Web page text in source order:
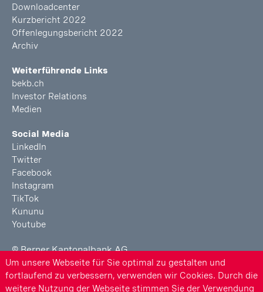
Downloadcenter
Kurzbericht 2022
Offenlegungsbericht 2022
Archiv
Weiterführende Links
bekb.ch
Investor Relations
Medien
Social Media
LinkedIn
Twitter
Facebook
Instagram
TikTok
Kununu
Youtube
© Berner Kantonalbank AG
Rechtliche Hinweise
Berichterstattung BEKB
Um unsere Webseite für Sie optimal zu gestalten und
fortlaufend zu verbessern, verwenden wir Cookies. Durch die
weitere Nutzung der Webseite stimmen Sie der Verwendung